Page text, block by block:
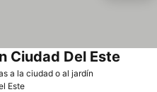
a la ciudad o al jardín
Ciudad Del Este
Este